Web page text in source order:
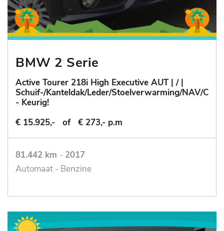
BMW 2 Serie
Active Tourer 218i High Executive AUT | / |
Schuif-/Kanteldak/Leder/Stoelverwarming/NAV/
- Keurig!
€ 15.925,-
of € 273,- p.m
81.442 km - 2017
Automaat - Benzine